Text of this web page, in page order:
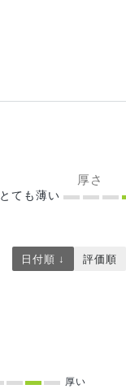
厚さ
とても薄い
日付順 ↓ 評価順
厚い